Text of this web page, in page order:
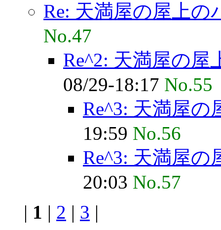
Re: 天満屋の屋上の
No.47
Re^2: 天満屋の屋
08/29-18:17 No.55
Re^3: 天満屋
19:59 No.56
Re^3: 天満屋
20:03 No.57
| 1 | 2 | 3 |